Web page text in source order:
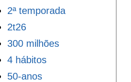
2ª temporada
2t26
300 milhões
4 hábitos
50-anos